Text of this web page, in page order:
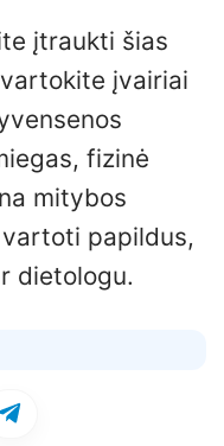
įtraukti šias
įvairiai
fizinė
mitybos
papildus,
dietologu.